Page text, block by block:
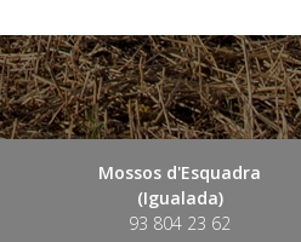
Mossos d'Esquadra
(Igualada)
93 804 23 62